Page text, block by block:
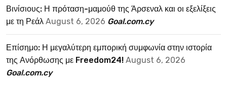
Βινίσιους: Η πρόταση-μαμούθ της Άρσεναλ και οι εξελίξεις
με τη Ρεάλ August 6, 2026 Goal.com.cy
Επίσημο: Η μεγαλύτερη εμπορική συμφωνία στην ιστορία
της Ανόρθωσης με Freedom24! August 6, 2026
Goal.com.cy